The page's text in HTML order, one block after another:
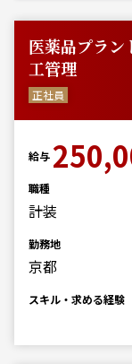
医薬品プラン
工管理
正社員
給与
職種
計装
勤務地
京都
スキル・求める経験